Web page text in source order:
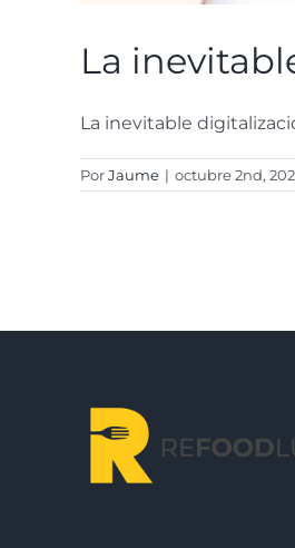
La
La inevitable
PorJaume | octubre 2nd,